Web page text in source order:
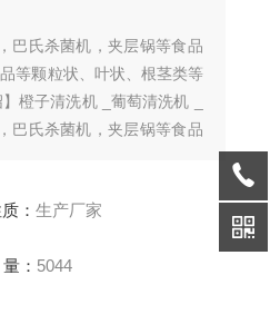
巴氏杀菌机，夹层锅等食品
等颗粒状、叶状、根茎类等
橙子清洗机 _葡萄清洗机 _
巴氏杀菌机，夹层锅等食品
：生产厂家
： 5044